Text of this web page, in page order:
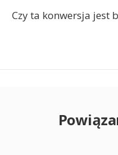
Czy ta konwersja jest